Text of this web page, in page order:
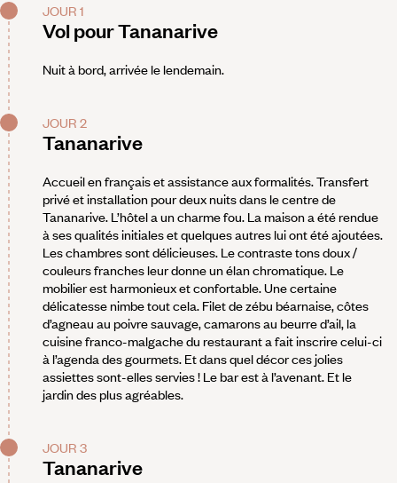
JOUR 1
Vol pour Tananarive
Nuit à bord, arrivée le lendemain.
JOUR 2
Tananarive
Accueil en français et assistance aux formalités. Transfert
privé et installation pour deux nuits dans le centre de
Tananarive. L’hôtel a un charme fou. La maison a été rendue
à ses qualités initiales et quelques autres lui ont été ajoutées.
Les chambres sont délicieuses. Le contraste tons doux /
couleurs franches leur donne un élan chromatique. Le
mobilier est harmonieux et confortable. Une certaine
délicatesse nimbe tout cela. Filet de zébu béarnaise, côtes
d’agneau au poivre sauvage, camarons au beurre d’ail, la
cuisine franco-malgache du restaurant a fait inscrire celui-ci
à l’agenda des gourmets. Et dans quel décor ces jolies
assiettes sont-elles servies ! Le bar est à l’avenant. Et le
jardin des plus agréables.
JOUR 3
Tananarive